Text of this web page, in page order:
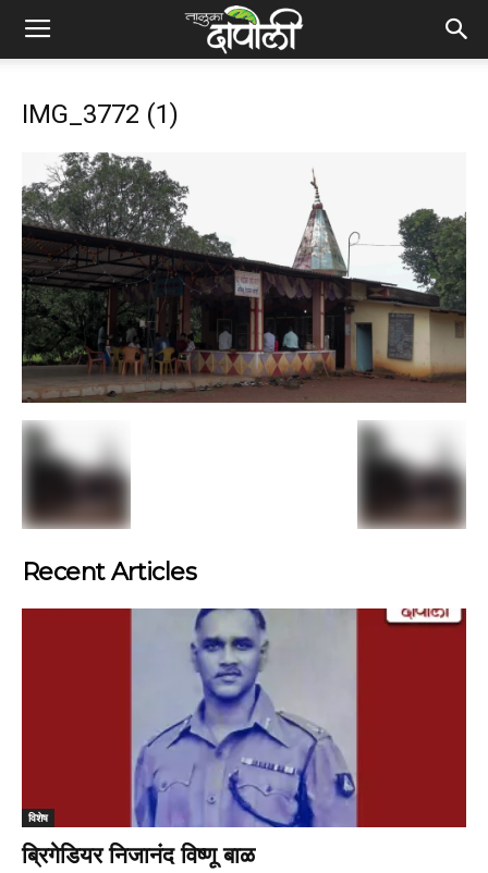
IMG_3772 (1)
Recent Articles
विशेष
ब्रिगेडियर निजानंद विष्णू बाळ